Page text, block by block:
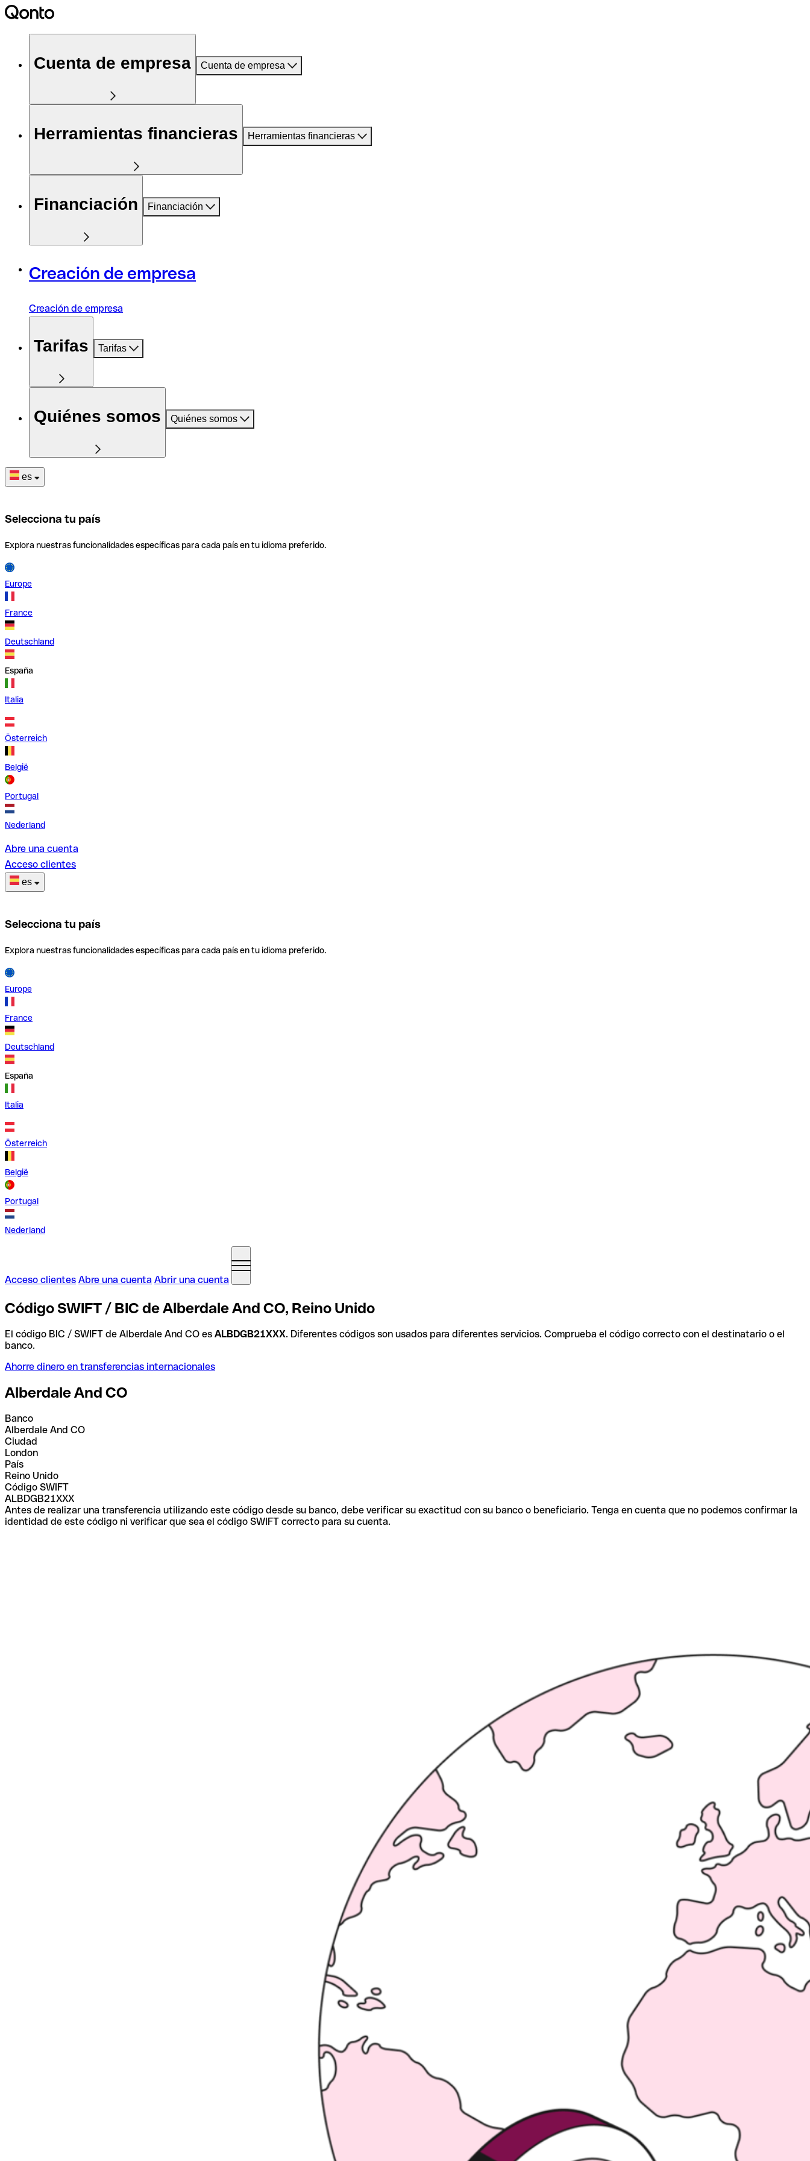
Cuenta de empresa Cuenta de empresa
Herramientas financieras Herramientas financieras
Financiación Financiación
Creación de empresa
Creación de empresa
Tarifas Tarifas
Quiénes somos Quiénes somos
es
Selecciona tu país
Explora nuestras funcionalidades específicas para cada país en tu idioma preferido.
Europe
France
Deutschland
España
Italia
Österreich
België
Portugal
Nederland
Abre una cuenta
Acceso clientes
es
Selecciona tu país
Explora nuestras funcionalidades específicas para cada país en tu idioma preferido.
Europe
France
Deutschland
España
Italia
Österreich
België
Portugal
Nederland
Acceso clientes Abre una cuenta Abrir una cuenta
Código SWIFT / BIC de Alberdale And CO, Reino Unido
El código BIC / SWIFT de Alberdale And CO es ALBDGB21XXX. Diferentes códigos son usados para diferentes servicios. Comprueba el código correcto con el destinatario o el
banco.
Ahorre dinero en transferencias internacionales
Alberdale And CO
Banco
Alberdale And CO
Ciudad
London
País
Reino Unido
Código SWIFT
ALBDGB21XXX
Antes de realizar una transferencia utilizando este código desde su banco, debe verificar su exactitud con su banco o beneficiario. Tenga en cuenta que no podemos confirmar la
identidad de este código ni verificar que sea el código SWIFT correcto para su cuenta.